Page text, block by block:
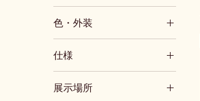
500万円～
2型相当(奥行170cm台)
3型相当(奥行180cm台)
5型相当以上(奥行200cm
～)
～1970年代
1980年代
1990年代
2000年代
2010年代
2020年代～
色・外装
黒
ウォルナット
マホガニー
白
仕様
消音付き
自動演奏付き
展示場所